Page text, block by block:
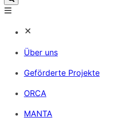
Über uns
Geförderte Projekte
ORCA
MANTA